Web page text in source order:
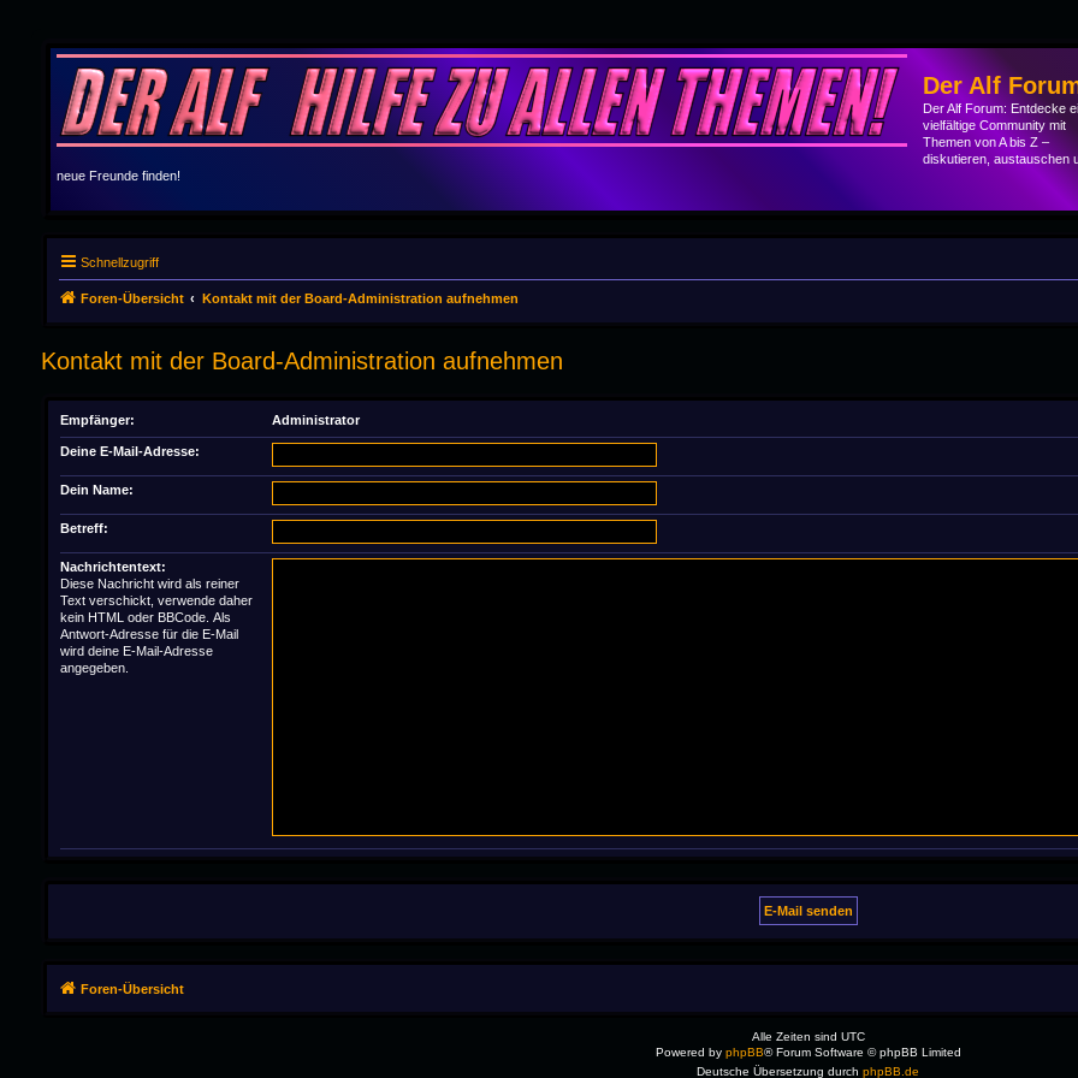
Der Alf
Der Alf Forum: Entdecke
vielfältige Community mit
Themen von A bis Z –
diskutieren, austauschen
neue Freunde finden!
Schnellzugriff
Foren-Übersicht Kontakt mit der Board-Administration aufnehmen
Kontakt mit der Board-Administration aufnehmen
Empfänger: Administrator
Deine E-Mail-Adresse:
Dein Name:
Betreff:
Nachrichtentext:
Diese Nachricht wird als reiner
Text verschickt, verwende daher
kein HTML oder BBCode. Als
Antwort-Adresse für die E-Mail
wird deine E-Mail-Adresse
angegeben.
Foren-Übersicht
Alle Zeiten sind UTC
Powered by phpBB® Forum Software © phpBB Limited
Deutsche Übersetzung durchphpBB.de